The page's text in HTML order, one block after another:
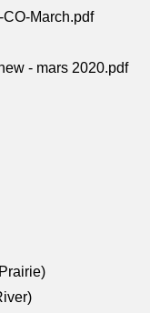
March.pdf
- mars 2020.pdf